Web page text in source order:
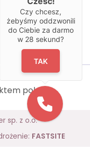
polskim.
sp. z o.o.
FASTSITE
Czy chcesz,
żebyśmy oddzwonili
do Ciebie za darmo
w 28 sekund?
TAK